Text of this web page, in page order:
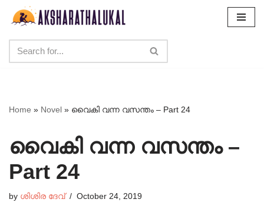
content
Home » Novel » വൈകി വന്ന വസന്തം – Part 24
വൈകി വന്ന വസന്തം –
Part 24
by ശിശിര ദേവ് October 24, 2019